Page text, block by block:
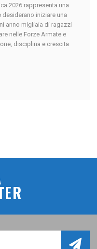
2026 rappresenta una
iniziare una
anno migliaia di ragazzi
nelle Forze Armate e
disciplina e crescita